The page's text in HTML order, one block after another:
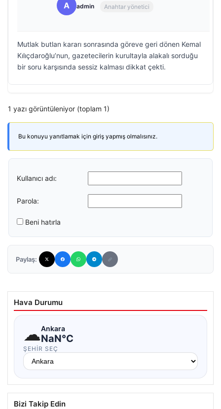
A admin Anahtar yönetici
Mutlak butlan kararı sonrasında göreve geri dönen Kemal
Kılıçdaroğlu’nun, gazetecilerin kurultayla alakalı sorduğu
bir soru karşısında sessiz kalması dikkat çekti.
1 yazı görüntüleniyor (toplam 1)
Bu konuyu yanıtlamak için giriş yapmış olmalısınız.
Kullanıcı adı:
Parola:
Beni hatırla
Paylaş:
Hava Durumu
☁Ankara
NaN°C
ŞEHIR SEÇ
Bizi Takip Edin